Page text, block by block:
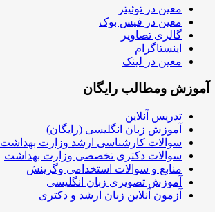
معین در توئیتر
معین در فیس بوک
گالری تصاویر
اینستاگرام
معین در لینک
آموزش ومطالب رایگان
تدریس آنلاین
آموزش زبان انگلیسی (رایگان)
سوالات کارشناسی ارشد وزارت بهداشت
سوالات دکتری تخصصی وزارت بهداشت
منابع و سوالات استخدامی وگزینش
آموزش تصویری زبان انگلیسی
آزمون آنلاین زبان ارشد و دکتری